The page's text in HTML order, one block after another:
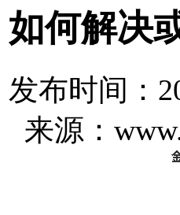
如何解决
发布时间：
来源：